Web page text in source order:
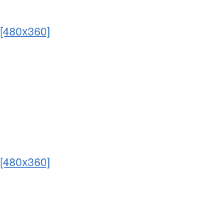
[480x360]
[480x360]